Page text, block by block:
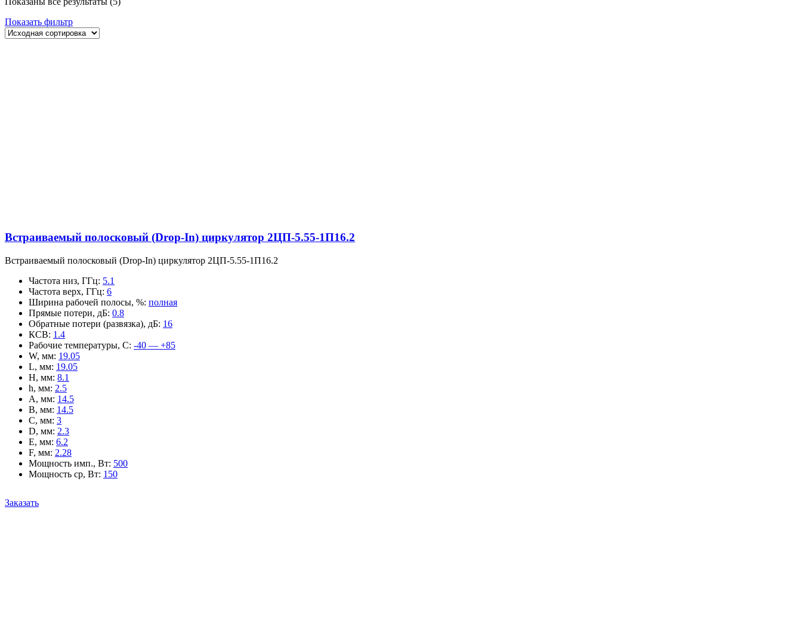
Показать фильтр
Встраиваемый полосковый (Drop-In) циркулятор 2ЦП-5.55-1П16.2
Встраиваемый полосковый (Drop-In) циркулятор 2ЦП-5.55-1П16.2
Частота низ, ГГц: 5.1
Частота верх, ГГц: 6
Ширина рабочей полосы, %: полная
Прямые потери, дБ: 0.8
Обратные потери (развязка), дБ: 16
КСВ: 1.4
Рабочие температуры, С: -40 — +85
W, мм: 19.05
L, мм: 19.05
H, мм: 8.1
h, мм: 2.5
A, мм: 14.5
B, мм: 14.5
C, мм: 3
D, мм: 2.3
E, мм: 6.2
F, мм: 2.28
Мощность имп., Вт: 500
Мощность ср, Вт: 150
Заказать